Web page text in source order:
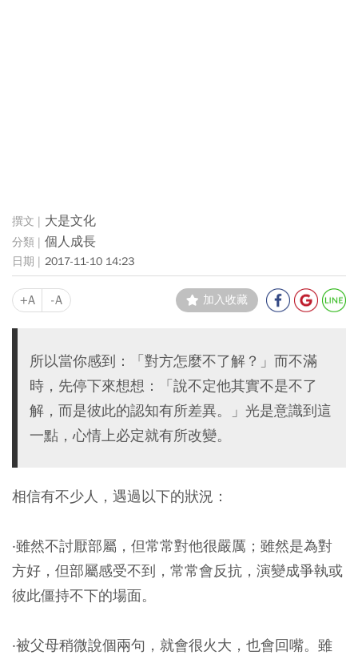
大是文化
個人成長
2017-11-10 14:23
+A -A 加入收藏
所以當你感到：「對方怎麼不了解？」而不滿
時，先停下來想想：「說不定他其實不是不了
解，而是彼此的認知有所差異。」光是意識到這
一點，心情上必定就有所改變。
相信有不少人，遇過以下的狀況：
‧雖然不討厭部屬，但常常對他很嚴厲；雖然是為對
方好，但部屬感受不到，常常會反抗，演變成爭執或
彼此僵持不下的場面。
‧被父母稍微說個兩句，就會很火大，也會回嘴。雖